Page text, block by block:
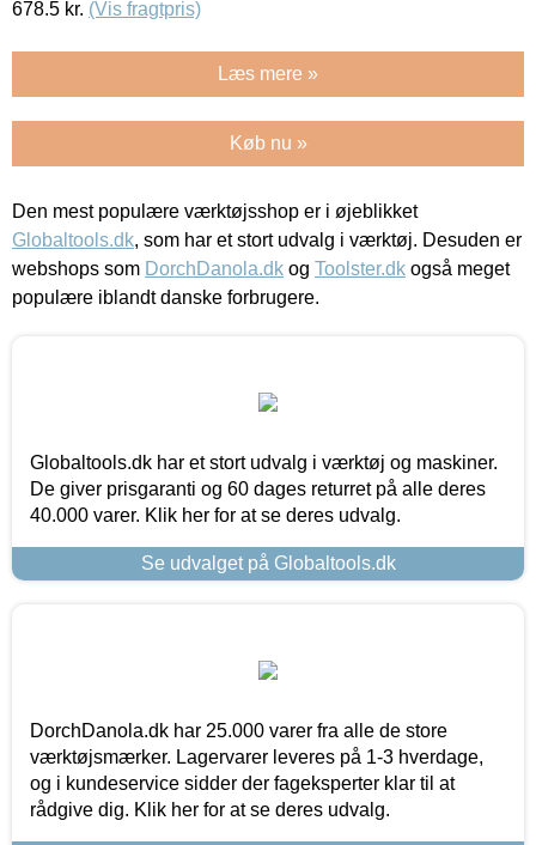
678.5 kr. (Vis fragtpris)
Læs mere »
Køb nu »
Den mest populære værktøjsshop er i øjeblikket
Globaltools.dk, som har et stort udvalg i værktøj. Desuden er
webshops som DorchDanola.dk og Toolster.dk også meget
populære iblandt danske forbrugere.
Globaltools.dk har et stort udvalg i værktøj og maskiner.
De giver prisgaranti og 60 dages returret på alle deres
40.000 varer. Klik her for at se deres udvalg.
Se udvalget på Globaltools.dk
DorchDanola.dk har 25.000 varer fra alle de store
værktøjsmærker. Lagervarer leveres på 1-3 hverdage,
og i kundeservice sidder der fageksperter klar til at
rådgive dig. Klik her for at se deres udvalg.